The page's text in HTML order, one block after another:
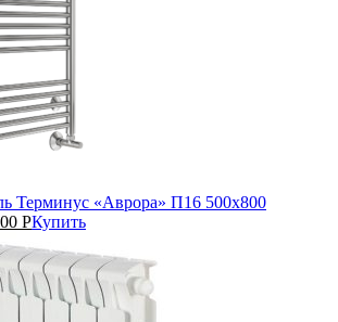
Терминус «Аврора» П16 500х800
РКупить